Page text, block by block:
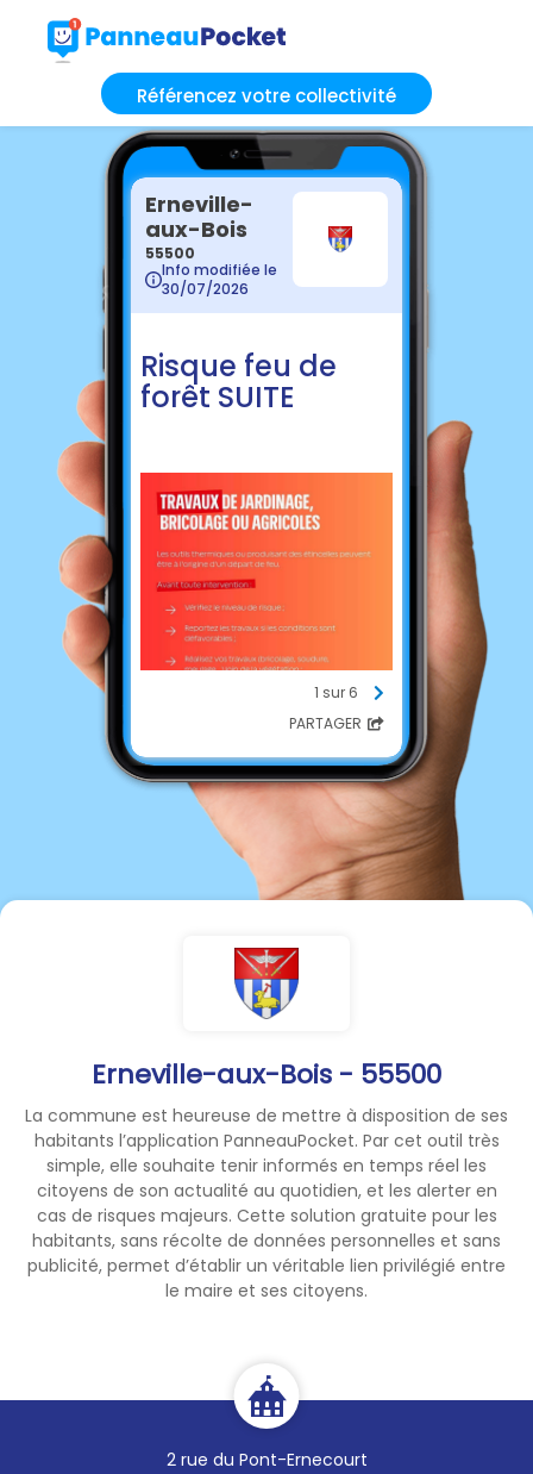
Référencez votre collectivité
Erneville-aux-Bois - 55500
La commune est heureuse de mettre à disposition de ses
habitants l’application PanneauPocket. Par cet outil très
simple, elle souhaite tenir informés en temps réel les
citoyens de son actualité au quotidien, et les alerter en
cas de risques majeurs. Cette solution gratuite pour les
habitants, sans récolte de données personnelles et sans
publicité, permet d’établir un véritable lien privilégié entre
le maire et ses citoyens.
2 rue du Pont-Ernecourt
Erneville-
aux-Bois
55500
Info modifiée le
30/07/2026
Risque feu de
forêt SUITE
1 sur 6
PARTAGER